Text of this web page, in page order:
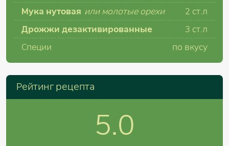
Мука нутовая или молотые орехи 2 ст.л
Дрожжи дезактивированные
3 ст.л
Специи
по вкусу
Рейтинг рецепта
5.0